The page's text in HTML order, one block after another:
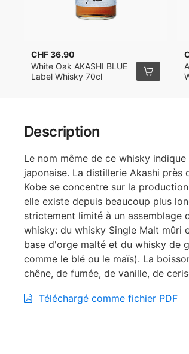
Description
Le nom même de ce whisky
japonaise. La distillerie Akashi
Kobe se concentre sur la
elle existe depuis beaucoup plus
strictement limité à un assemblage
whisky: du whisky Single Malt mûri
base d'orge malté et du whisky de
comme le blé ou le maïs). La
chêne, de fumée, de vanille, de
Téléchargé comme fichier PDF
CHF 36.90
White Oak AKASHI BLUE
Label Whisky 70cl